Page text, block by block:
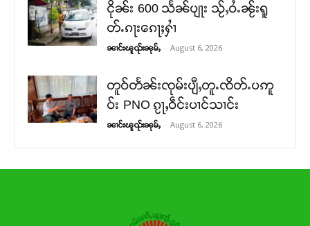
ငိုၼ်း 600 သႅၼ်ပျႃး သႂ်ႇဝႆႉၼႂ်းရူ
တ်ႉၵႃးၵေႃႈႁၢႆ
ၼၢင်းၽူၺ်းၼုမ်ႇ - August 6, 2026
တူဝ်တႅၼ်းၸုမ်းပျီႇတူႉၸိတ်ႉပဢူ
ဝ်း PNO ၵႂႃႇဝဵင်းပၢင်သၢင်း
ၼၢင်းၽူၺ်းၼုမ်ႇ - August 6, 2026